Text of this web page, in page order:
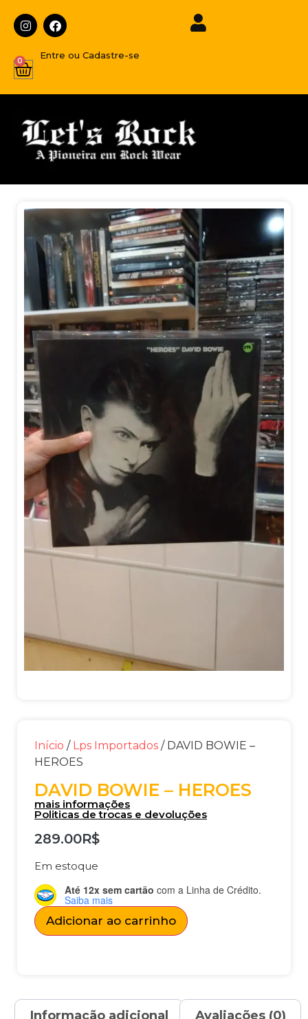
Entre ou Cadastre-se
0
Início / Lps Importados / DAVID BOWIE –
HEROES
DAVID BOWIE – HEROES
mais informações
Politicas de trocas e devoluções
289.00R$
Em estoque
Até 12x sem cartão com a Linha de Crédito.
Saiba mais
Adicionar ao carrinho
Informação adicional Avaliações (0)